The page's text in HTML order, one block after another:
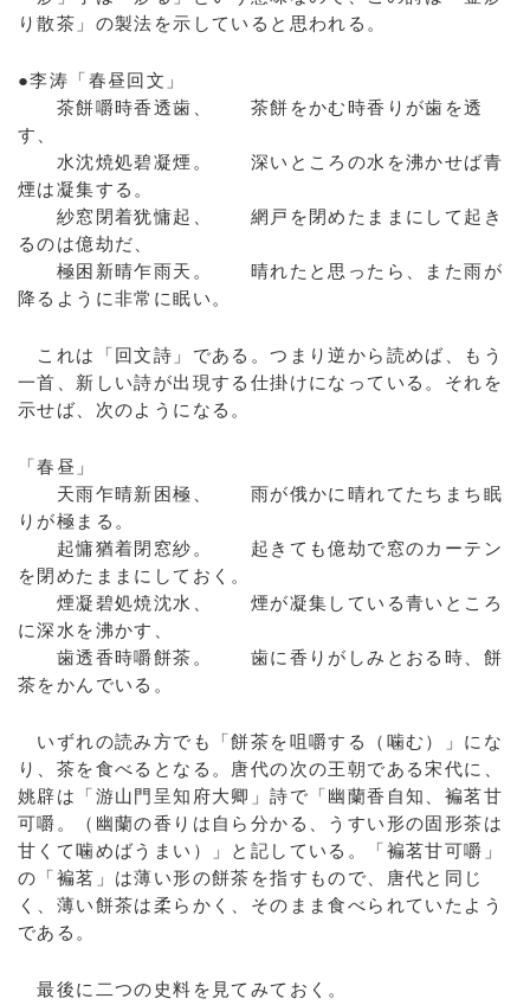
り散茶」の製法を示していると思われる。
●李涛「春昼回文」
茶餅嚼時香透歯、 茶餅をかむ時香りが歯を透
す、
水沈焼処碧凝煙。 深いところの水を沸かせば青
煙は凝集する。
紗窓閉着犹慵起、 網戸を閉めたままにして起き
るのは億劫だ、
極困新晴乍雨天。 晴れたと思ったら、また雨が
降るように非常に眠い。
これは「回文詩」である。つまり逆から読めば、もう
一首、新しい詩が出現する仕掛けになっている。それを
示せば、次のようになる。
「春昼」
天雨乍晴新困極、 雨が俄かに晴れてたちまち眠
りが極まる。
起慵猶着閉窓紗。 起きても億劫で窓のカーテン
を閉めたままにしておく。
煙凝碧処焼沈水、 煙が凝集している青いところ
に深水を沸かす、
歯透香時嚼餅茶。 歯に香りがしみとおる時、餅
茶をかんでいる。
いずれの読み方でも「餅茶を咀嚼する（噛む）」にな
り、茶を食べるとなる。唐代の次の王朝である宋代に、
姚辟は「游山門呈知府大卿」詩で「幽蘭香自知、褊茗甘
可嚼。（幽蘭の香りは自ら分かる、うすい形の固形茶は
甘くて噛めばうまい）」と記している。「褊茗甘可嚼」
の「褊茗」は薄い形の餅茶を指すもので、唐代と同じ
く、薄い餅茶は柔らかく、そのまま食べられていたよう
である。
最後に二つの史料を見てみておく。